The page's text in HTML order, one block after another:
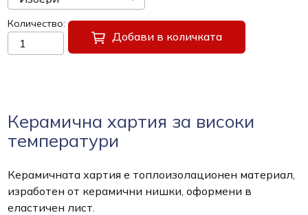
Количество
Добави в количката
Керамична хартия за високи
температури
Керамичната хартия е топлоизолационен материал,
изработен от керамични нишки, оформени в
еластичен лист.